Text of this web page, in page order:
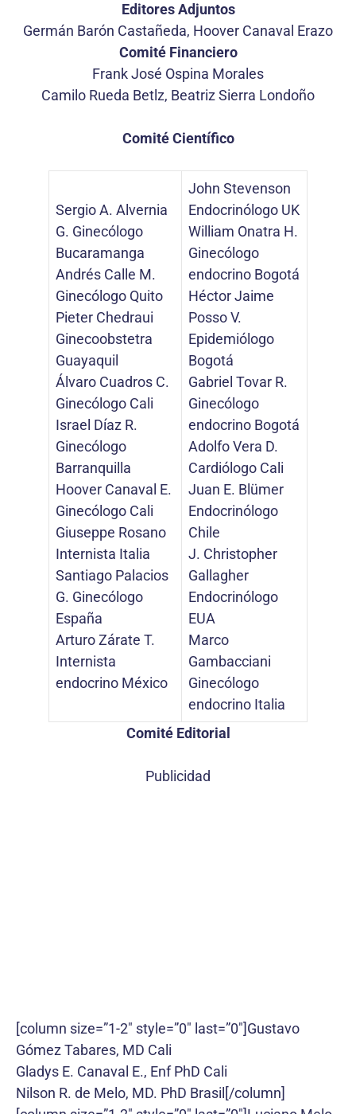
Editores Adjuntos
Germán Barón Castañeda, Hoover Canaval Erazo
Comité Financiero
Frank José Ospina Morales
Camilo Rueda Betlz, Beatriz Sierra Londoño
Comité Científico
Sergio A. Alvernia
G. Ginecólogo
Bucaramanga
Andrés Calle M.
Ginecólogo Quito
Pieter Chedraui
Ginecoobstetra
Guayaquil
Álvaro Cuadros C.
Ginecólogo Cali
Israel Díaz R.
Ginecólogo
Barranquilla
Hoover Canaval E.
Ginecólogo Cali
Giuseppe Rosano
Internista Italia
Santiago Palacios
G. Ginecólogo
España
Arturo Zárate T.
Internista
endocrino México
John Stevenson
Endocrinólogo UK
William Onatra H.
Ginecólogo
endocrino Bogotá
Héctor Jaime
Posso V.
Epidemiólogo
Bogotá
Gabriel Tovar R.
Ginecólogo
endocrino Bogotá
Adolfo Vera D.
Cardiólogo Cali
Juan E. Blümer
Endocrinólogo
Chile
J. Christopher
Gallagher
Endocrinólogo
EUA
Marco
Gambacciani
Ginecólogo
endocrino Italia
Comité Editorial
Publicidad
[column size=”1-2″ style=”0″ last=”0″]Gustavo
Gómez Tabares, MD Cali
Gladys E. Canaval E., Enf PhD Cali
Nilson R. de Melo, MD. PhD Brasil[/column]